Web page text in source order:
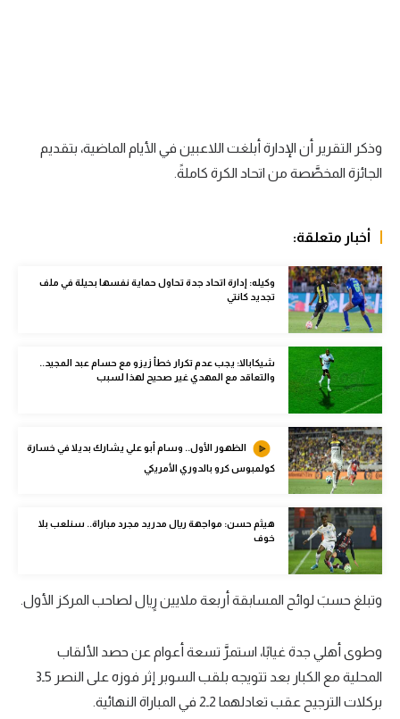
كرة يد
الوطن العربي
في المونديال
رياضة نسائية
أمريكا
ركن الألعاب
أقسام خاصة
Gamers
ميركاتو
تحقيق في الجول
تقرير في الجول
تحليل في الجول
حكايات في الجول
كويز في الجول
وذكر التقرير أن الإدارة أبلغت اللاعبين في الأيام الماضية، بتقديم
الجائزة المخصَّصة من اتحاد الكرة كاملةً.
أخبار متعلقة:
وكيله: إدارة اتحاد جدة تحاول حماية نفسها بحيلة في ملف
تجديد كانتي
شيكابالا: يجب عدم تكرار خطأ زيزو مع حسام عبد المجيد..
والتعاقد مع المهدي غير صحيح لهذا لسبب
الظهور الأول.. وسام أبو علي يشارك بديلا في خسارة
كولمبوس كرو بالدوري الأمريكي
هيثم حسن: مواجهة ريال مدريد مجرد مباراة.. سنلعب بلا
خوف
وتبلغ حسبَ لوائح المسابقة أربعة ملايين ريالٍ لصاحب المركز الأول.
وطوى أهلي جدة غيابًا، استمرَّ تسعة أعوام عن حصد الألقاب
المحلية مع الكبار بعد تتويجه بلقب السوبر إثر فوزه على النصر 5ـ3
بركلات الترجيح عقب تعادلهما 2ـ2 في المباراة النهائية.